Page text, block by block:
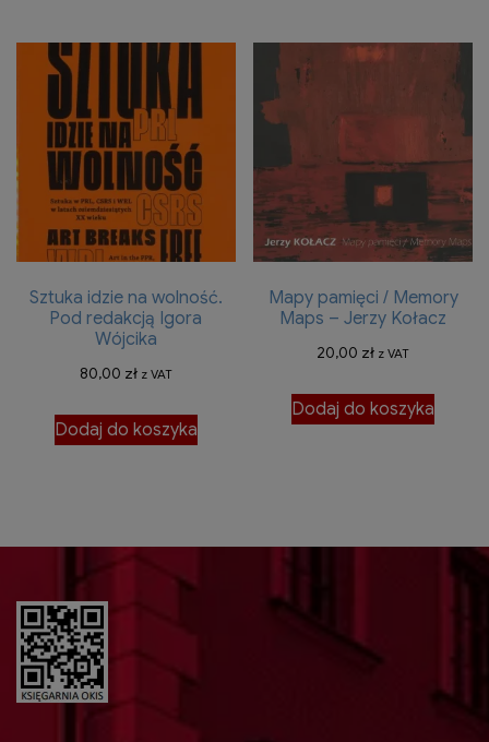
dowiele
Opcje
można
wybrać
na
stronie
Sztuka idzie na wolność.
Pod redakcją Igora
Wójcika
80,00 zł z VAT
Dodaj do koszyka
Mapy pamięci / Memory
Maps – Jerzy Kołacz
20,00 zł z VAT
Dodaj do koszyka